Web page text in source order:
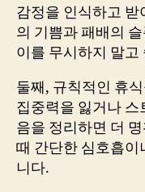
감정을 인식하고
의 기쁨과 패배의
이를 무시하지 말
둘째, 규칙적인 휴
집중력을 잃거나
음을 정리하면 더
때 간단한 심호흡이
니다.